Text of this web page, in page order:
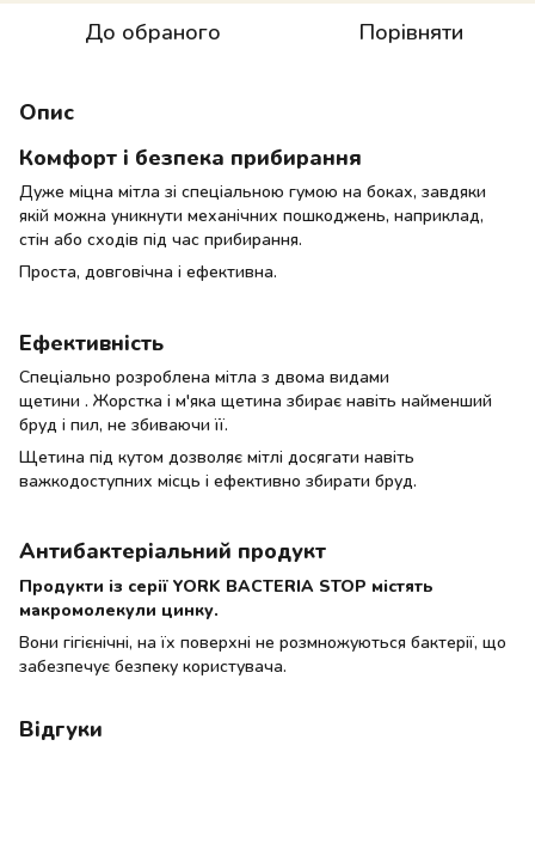
До обраного Порівняти
Опис
Комфорт і безпека прибирання
Дуже міцна мітла зі спеціальною гумою на боках, завдяки
якій можна уникнути механічних пошкоджень, наприклад,
стін або сходів під час прибирання.
Проста, довговічна і ефективна.
Ефективність
Спеціально розроблена мітла з двома видами
щетини . Жорстка і м'яка щетина збирає навіть найменший
бруд і пил, не збиваючи її.
Щетина під кутом дозволяє мітлі досягати навіть
важкодоступних місць і ефективно збирати бруд.
Антибактеріальний продукт
Продукти із серії YORK BACTERIA STOP містять
макромолекули цинку.
Вони гігієнічні, на їх поверхні не розмножуються бактерії, що
забезпечує безпеку користувача.
Відгуки